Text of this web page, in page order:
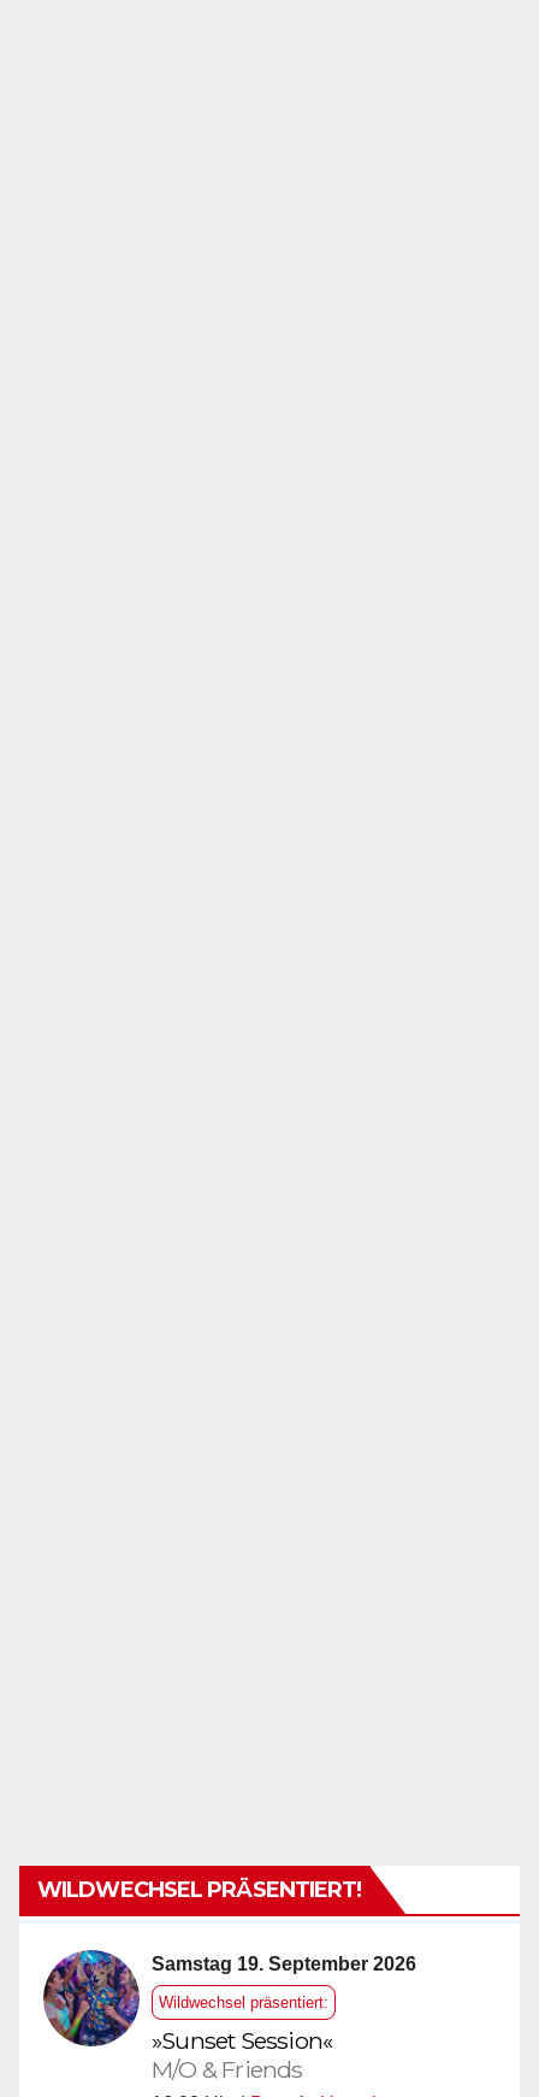
WILDWECHSEL PRÄSENTIERT!
Samstag 19. September 2026
Wildwechsel präsentiert:
»Sunset Session«
M/O & Friends